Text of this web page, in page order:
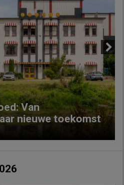
Van
nieuwe toekomst
Next